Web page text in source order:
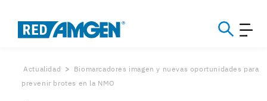
Actualidad
Biomarcadores imagen y nuevas oportunidades para
prevenir brotes en la NMO